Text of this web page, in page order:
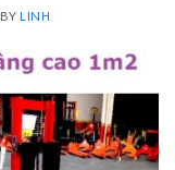
BYLINH